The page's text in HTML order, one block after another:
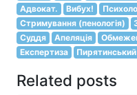
Адвокат. Вибух!
Стримування (пенологія)
Суддя
Апеляція
Експертиза
Related posts